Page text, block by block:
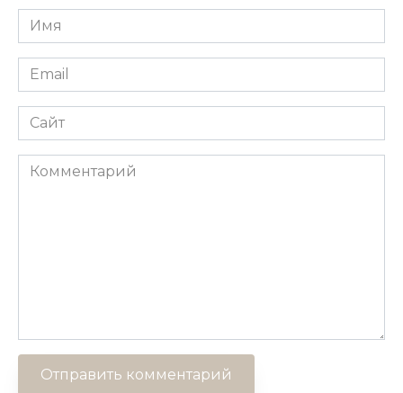
Имя
*
Email
*
Сайт
Комментарий